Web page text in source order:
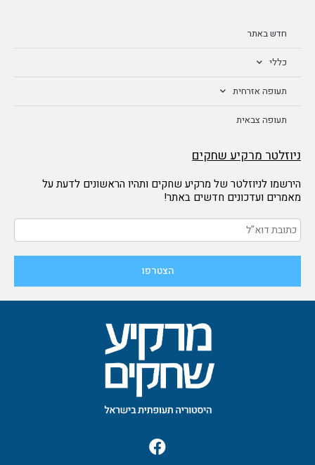
חדש באתר
כללי
תעופה אזרחית
תעופה צבאית
ניוזלטר מרקיע שחקים
הירשמו לניוזלטר של מרקיע שחקים ותהיו הראשונים לדעת על
מאמרים ועדכונים חדשים באתר!
F
a